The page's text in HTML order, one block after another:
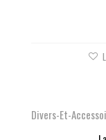
Divers-Et-